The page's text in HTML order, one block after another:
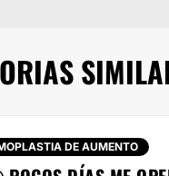
DE AUMENTO